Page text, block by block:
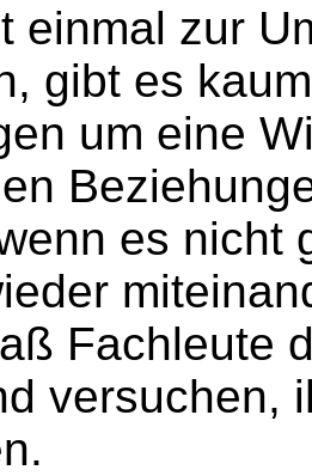
einmal zur
gibt es
um eine
es nicht
Fachleute
versuchen,